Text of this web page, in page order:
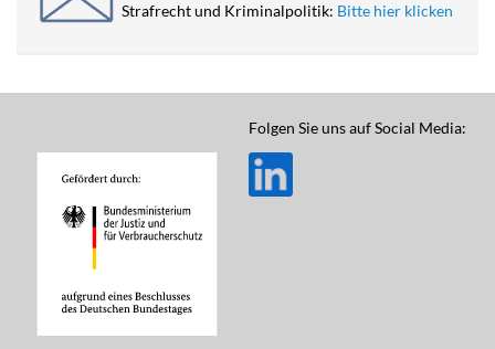
Strafrecht und Kriminalpolitik: Bitte hier klicken
Folgen Sie uns auf Social Media: